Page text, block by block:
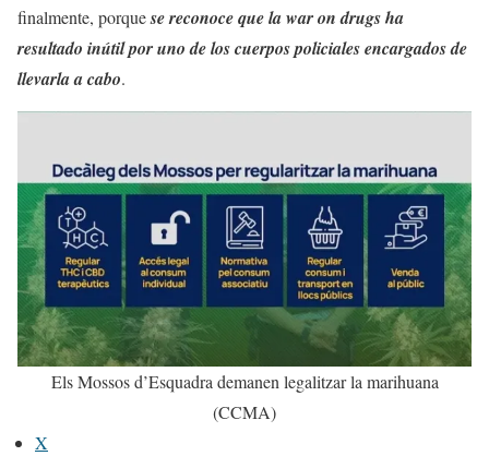
finalmente, porquese reconoce que la war on drugs ha
resultado inútil por uno de los cuerpos policiales encargados de
llevarla a cabo.
Els Mossos d’Esquadra demanen legalitzar la marihuana
(CCMA)
X